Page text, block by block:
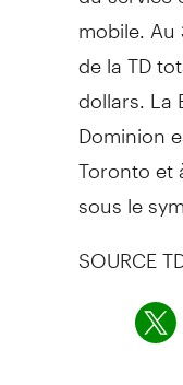
mobile.
de la TD
dollars. La
Dominion
Torontoet
sous le
SOURCE